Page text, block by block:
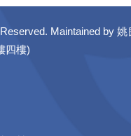
Maintained by 姚
四樓)